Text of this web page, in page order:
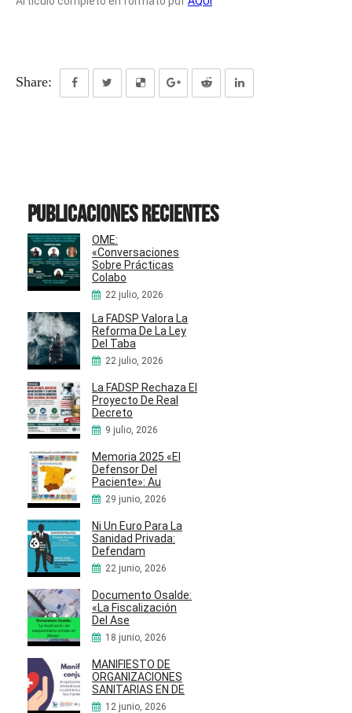
Share:
Publicaciones recientes
OME:
«Conversaciones
Sobre Prácticas
Colabo
22 julio, 2026
La FADSP Valora La
Reforma De La Ley
Del Taba
22 julio, 2026
La FADSP Rechaza El
Proyecto De Real
Decreto
9 julio, 2026
Memoria 2025 «El
Defensor Del
Paciente»: Au
29 junio, 2026
Ni Un Euro Para La
Sanidad Privada:
Defendam
22 junio, 2026
Documento Osalde:
«La Fiscalización
Del Ase
18 junio, 2026
MANIFIESTO DE
ORGANIZACIONES
SANITARIAS EN DE
12 junio, 2026